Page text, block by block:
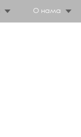
О нама